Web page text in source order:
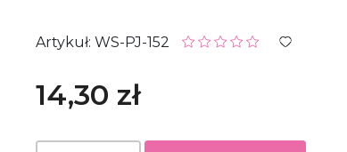
Artykuł: WS-PJ-152
14,30 zł